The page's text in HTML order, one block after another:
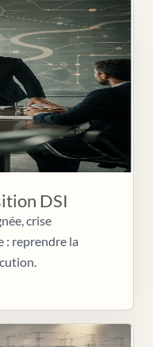
DSI
crise
: reprendre la